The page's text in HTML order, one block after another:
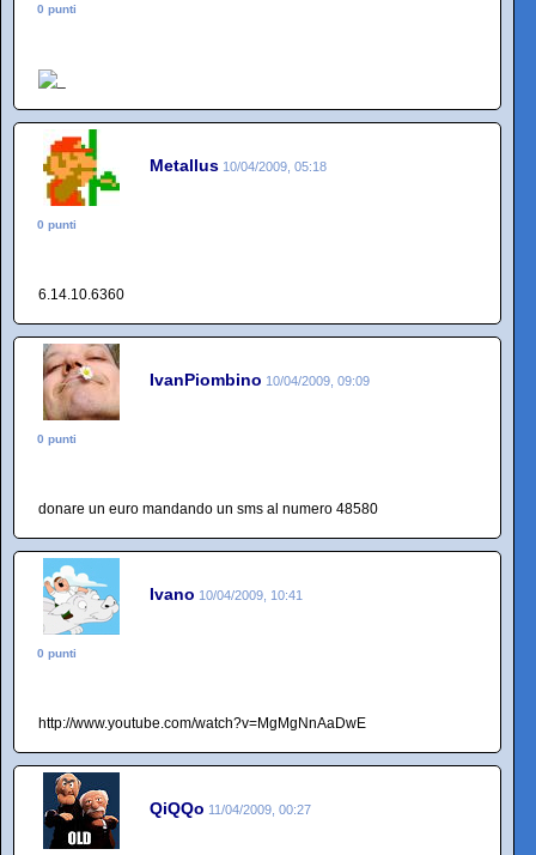
0 punti
Metallus 10/04/2009, 05:18
0 punti
6.14.10.6360
IvanPiombino 10/04/2009, 09:09
0 punti
donare un euro mandando un sms al numero 48580
Ivano 10/04/2009, 10:41
0 punti
http://www.youtube.com/watch?v=MgMgNnAaDwE
QiQQo 11/04/2009, 00:27